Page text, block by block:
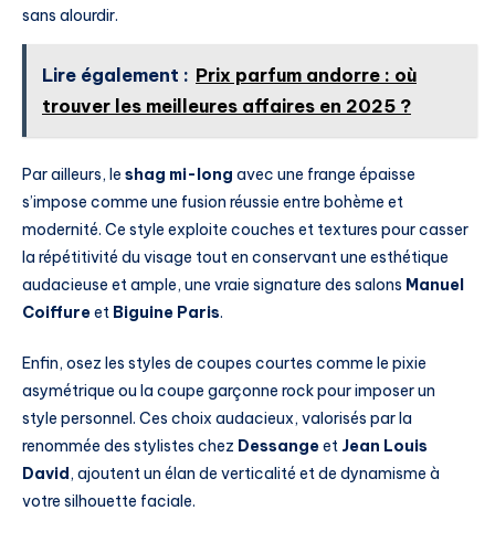
sans alourdir.
Lire également : Prix parfum andorre : où
trouver les meilleures affaires en 2025 ?
Par ailleurs, le shag mi-long avec une frange épaisse
s’impose comme une fusion réussie entre bohème et
modernité. Ce style exploite couches et textures pour casser
la répétitivité du visage tout en conservant une esthétique
audacieuse et ample, une vraie signature des salons Manuel
Coiffureet Biguine Paris.
Enfin, osez les styles de coupes courtes comme le pixie
asymétrique ou la coupe garçonne rock pour imposer un
style personnel. Ces choix audacieux, valorisés par la
renommée des stylistes chez Dessangeet Jean Louis
David, ajoutent un élan de verticalité et de dynamisme à
votre silhouette faciale.